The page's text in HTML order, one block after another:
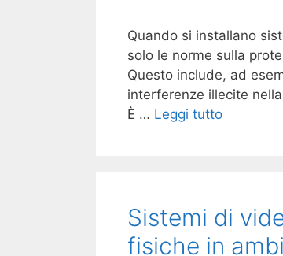
Quando si installano
solo le norme sulla
Questo include, ad
interferenze illecite
È … Leggi tutto
Sistemi di
fisiche in